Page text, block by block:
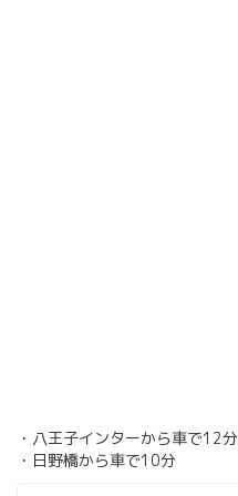
・八王子インターから車で12分
・日野橋から車で10分